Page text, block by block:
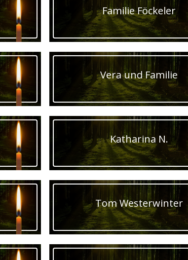
Familie Föckeler
Vera und Familie
Katharina N.
Tom Westerwinter